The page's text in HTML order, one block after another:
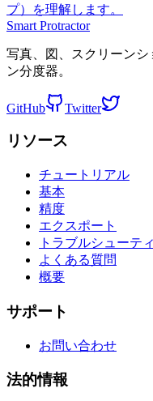
プ）を理解します。
Smart Protractor
写真、図、スクリーン
ン分度器。
GitHub Twitter
リソース
チュートリアル
基本
精度
エクスポート
トラブルシューテ
よくある質問
概要
サポート
お問い合わせ
法的情報